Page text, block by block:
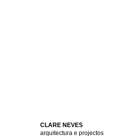
CLARE NEVES
arquitectura e projectos